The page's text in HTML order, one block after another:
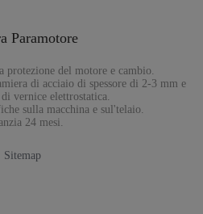
Paramotore
protezione del motore e cambio.
di acciaio di spessore di 2-3 mm e
vernice elettrostatica.
sulla macchina e sul'telaio.
24 mesi.
Sitemap